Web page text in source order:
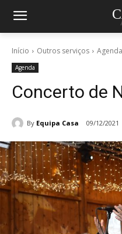
Início Outros serviços Agenda
Agenda
Concerto de
By Equipa Casa 09/12/2021